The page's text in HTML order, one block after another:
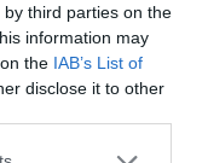
third parties on the
information may
the IAB’s List of
disclose it to other
or more Google
szabad